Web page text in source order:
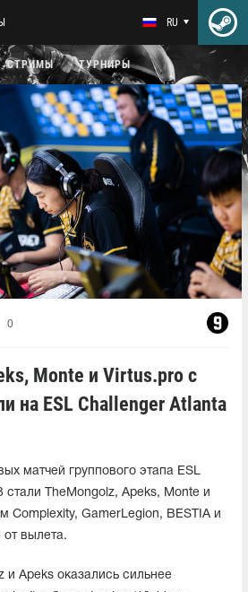
RU
СТРИМЫ ТУРНИРЫ
0
Monte и Virtus.pro с
на ESL Challenger Atlanta
матчей группового этапа ESL
стали TheMongolz, Apeks, Monte и
Complexity, GamerLegion, BESTIA и
от вылета.
и Apeks оказались сильнее